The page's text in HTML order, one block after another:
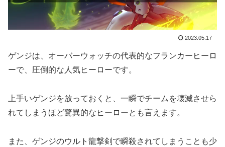
2023.05.17
ゲンジは、オーバーウォッチの代表的なフランカーヒーロ
ーで、圧倒的な人気ヒーローです。
上手いゲンジを放っておくと、一瞬でチームを壊滅させら
れてしまうほど驚異的なヒーローとも言えます。
また、ゲンジのウルト龍撃剣で瞬殺されてしまうことも少